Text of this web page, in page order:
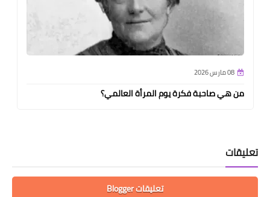
08 مارس 2026
من هي صاحبة فكرة يوم المرأة العالمي؟
تعليقات
تعليقات Blogger